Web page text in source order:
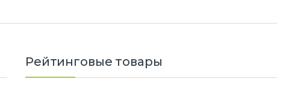
Рейтинговые товары